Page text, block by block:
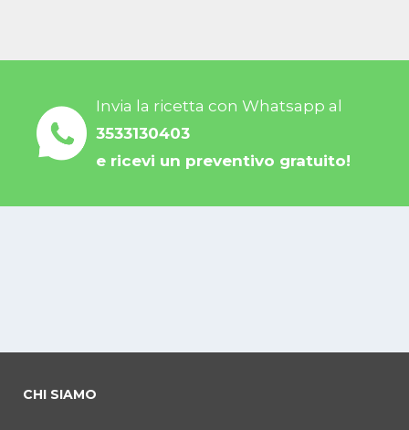
Invia la ricetta con Whatsapp al
3533130403
e ricevi un preventivo gratuito!
CHI SIAMO